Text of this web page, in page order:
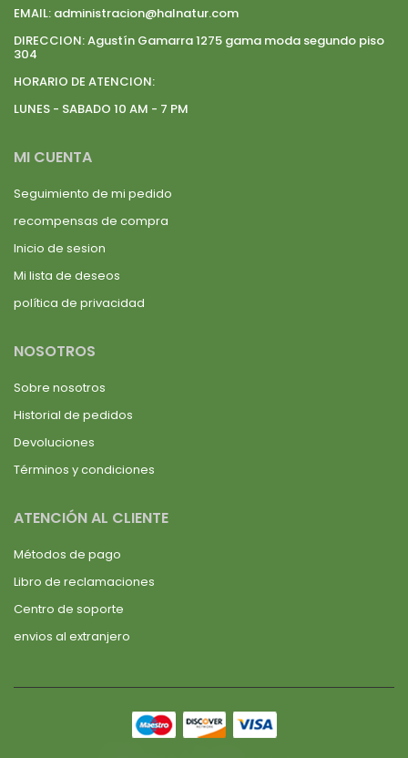
EMAIL: administracion@halnatur.com
DIRECCION:Agustín Gamarra 1275 gama moda segundo piso
304
HORARIO DE ATENCION:
LUNES - SABADO 10 AM - 7 PM
MI CUENTA
Seguimiento de mi pedido
recompensas de compra
Inicio de sesion
Mi lista de deseos
política de privacidad
NOSOTROS
Sobre nosotros
Historial de pedidos
Devoluciones
Términos y condiciones
ATENCIÓN AL CLIENTE
Métodos de pago
Libro de reclamaciones
Centro de soporte
envios al extranjero